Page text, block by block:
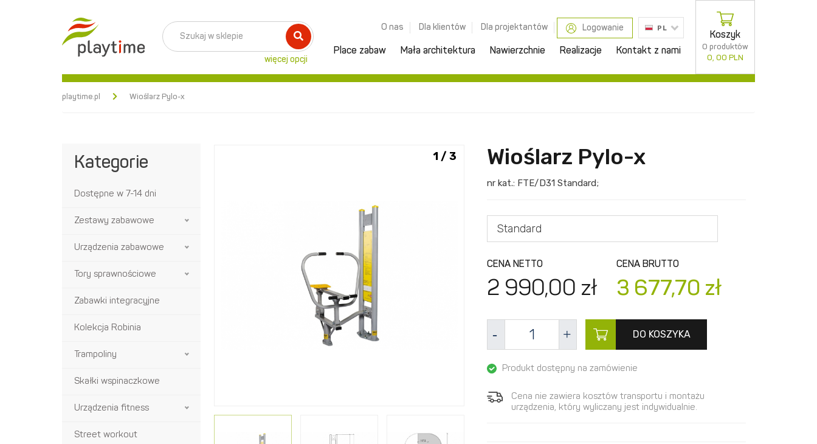
więcej opcji
O nas Dla klientów Dla projektantów Logowanie PL
Place zabaw Mała architektura Nawierzchnie Realizacje Kontakt z nami
Koszyk
0 produktów
0, 00 PLN
playtime.pl Wioślarz Pylo-x
Kategorie
Dostępne w 7-14 dni
Zestawy zabawowe
Urządzenia zabawowe
Tory sprawnościowe
Zabawki integracyjne
Kolekcja Robinia
Trampoliny
Skałki wspinaczkowe
Urządzenia fitness
Street workout
1 / 3 Wioślarz Pylo-x
nr kat.: FTE/D31 Standard;
Standard
CENA NETTO
2 990,00 zł
CENA BRUTTO
3 677,70 zł
DO KOSZYKA
Produkt dostępny na zamówienie
Cena nie zawiera kosztów transportu i montażu
urządzenia, który wyliczany jest indywidualnie.